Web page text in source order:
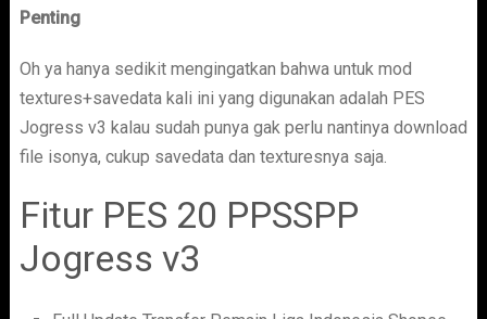
Penting
Oh ya hanya sedikit mengingatkan bahwa untuk mod
textures+savedata kali ini yang digunakan adalah PES
Jogress v3 kalau sudah punya gak perlu nantinya download
file isonya, cukup savedata dan texturesnya saja.
Fitur PES 20 PPSSPP
Jogress v3